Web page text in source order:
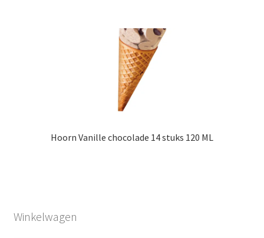
Hoorn Vanille chocolade 14 stuks 120 ML
Winkelwagen